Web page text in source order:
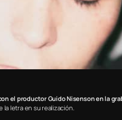
el productor Guido Nisenson en la
la letra en su realización.